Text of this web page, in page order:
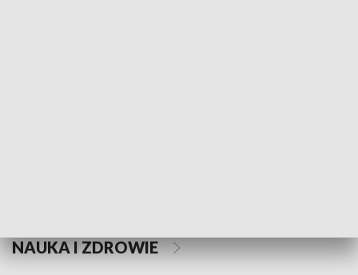
NAUKA I ZDROWIE